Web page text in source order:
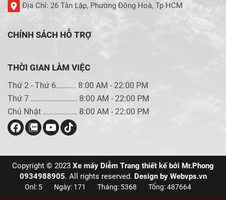
Địa Chỉ: 26 Tân Lập, Phường Đông Hoà, Tp HCM
CHÍNH SÁCH HỖ TRỢ
THỜI GIAN LÀM VIỆC
Thứ 2 - Thứ 6.......... 8:00 AM - 22:00 PM
Thứ 7 ....................... 8:00 AM - 22:00 PM
Chủ Nhật ................. 8:00 AM - 22:00 PM
Copyright © 2023 Xe máy Diễm Trang thiết kế bởi Mr.Phong
0934988905. All rights reserved. Design by Webvps.vn
Onl: 5 Ngày: 171 Tháng: 5368 Tổng: 487664